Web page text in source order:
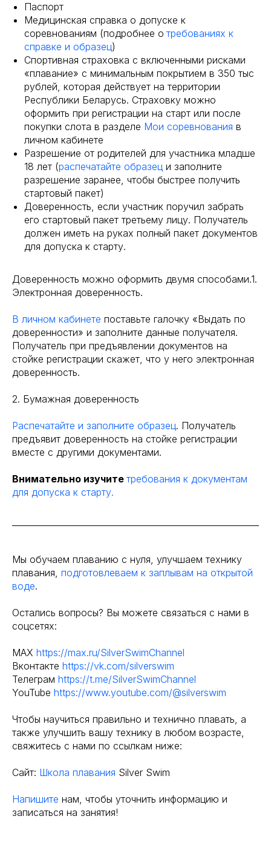
Паспорт
Медицинская справка о допуске к
соревнованиям (подробнее о требованиях к
справке и образец)
Спортивная страховка с включенными рисками
«плавание» с минимальным покрытием в 350 тыс
рублей, которая действует на территории
Республики Беларусь. Страховку можно
оформить при регистрации на старт или после
покупки слота в разделе Мои соревнования в
личном кабинете
Разрешение от родителей для участника младше
18 лет (распечатайте образец и заполните
разрешение заранее, чтобы быстрее получить
стартовый пакет)
Доверенность, если участник поручил забрать
его стартовый пакет третьему лицу. Получатель
должен иметь на руках полный пакет документов
для допуска к старту.
Доверенность можно оформить двумя способами.1.
Электронная доверенность.
В личном кабинете поставьте галочку «Выдать по
доверенности» и заполните данные получателя.
Получатель при предъявлении документов на
стойке регистрации скажет, что у него электронная
доверенность.
2. Бумажная доверенность
Распечатайте и заполните образец. Получатель
предъявит доверенность на стойке регистрации
вместе с другими документами.
Внимательно изучите требования к документам
для допуска к старту.
Мы обучаем плаванию с нуля, улучшаем технику
плавания, подготовлеваем к заплывам на открытой
воде.
Остались вопросы? Вы можете связаться с нами в
соцсетях:
MAX https://max.ru/SilverSwimChannel
Вконтакте https://vk.com/silverswim
Телеграм https://t.me/SilverSwimChannel
YouTube https://www.youtube.com/@silverswim
Чтобы научиться правильно и технично плавать, а
также улучшить вашу технику в любом возрасте,
свяжитесь с нами по ссылкам ниже:
Сайт: Школа плавания Silver Swim
Напишите нам, чтобы уточнить информацию и
записаться на занятия!